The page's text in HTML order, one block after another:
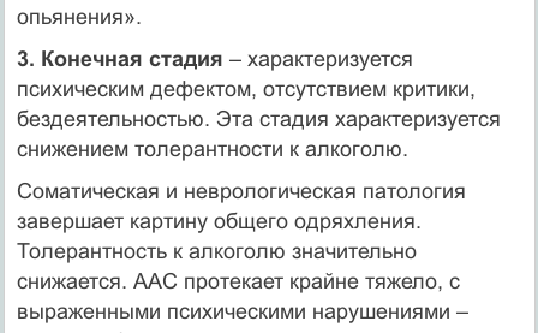
опьянения».
3. Конечная стадия – характеризуется
психическим дефектом, отсутствием критики,
бездеятельностью. Эта стадия характеризуется
снижением толерантности к алкоголю.
Соматическая и неврологическая патология
завершает картину общего одряхления.
Толерантность к алкоголю значительно
снижается. ААС протекает крайне тяжело, с
выраженными психическими нарушениями –